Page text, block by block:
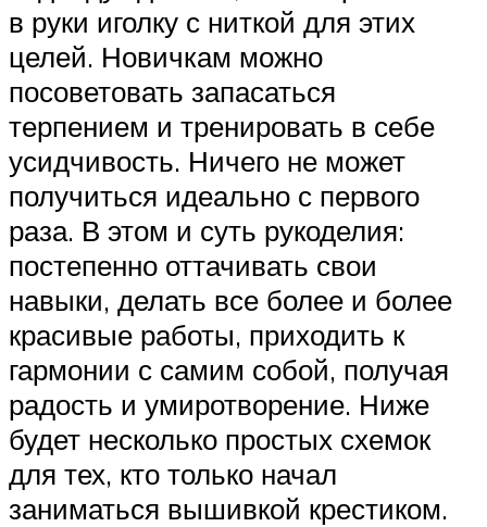
в руки иголку с ниткой для этих
целей. Новичкам можно
посоветовать запасаться
терпением и тренировать в себе
усидчивость. Ничего не может
получиться идеально с первого
раза. В этом и суть рукоделия:
постепенно оттачивать свои
навыки, делать все более и более
красивые работы, приходить к
гармонии с самим собой, получая
радость и умиротворение. Ниже
будет несколько простых схемок
для тех, кто только начал
заниматься вышивкой крестиком.